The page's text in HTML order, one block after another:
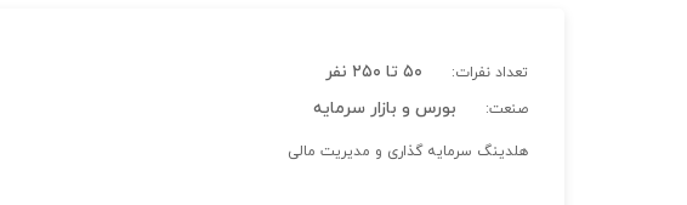
تعداد نفرات: ۵۰ تا ۲۵۰ نفر
صنعت: بورس و بازار سرمایه
هلدینگ سرمایه گذاری و مدیریت مالی